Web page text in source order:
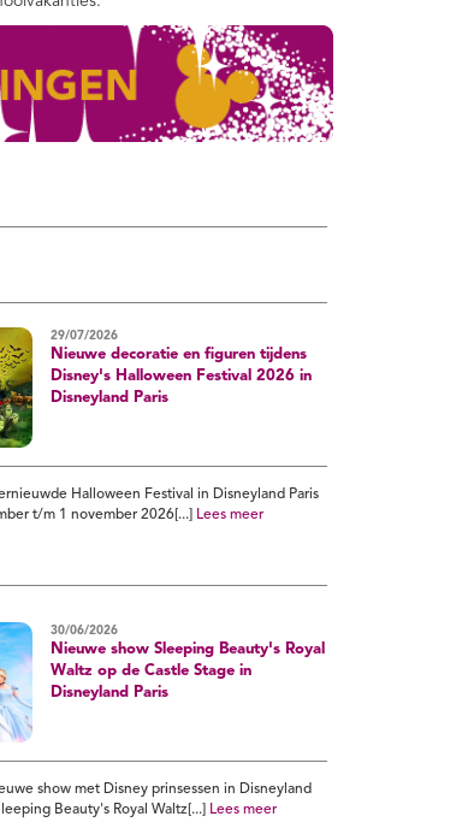
29/07/2026
Nieuwe decoratie en figuren tijdens
Disney's Halloween Festival 2026 in
Disneyland Paris
Halloween Festival in Disneyland Paris
t/m 1 november 2026[...]
Lees meer
30/06/2026
Nieuwe show Sleeping Beauty's Royal
Waltz op de Castle Stage in
Disneyland Paris
show met Disney prinsessen in Disneyland
Beauty's Royal Waltz[...]
Lees meer